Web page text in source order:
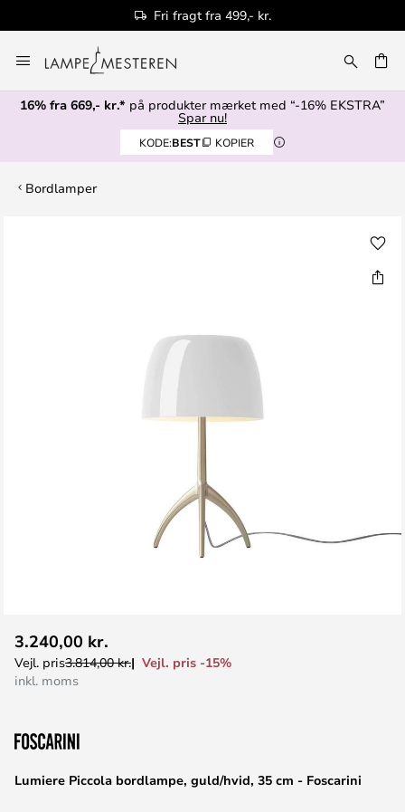
Fri fragt fra 499,- kr.
to
Content
16% fra 669,- kr.* på produkter mærket med “-16% EKSTRA”
Spar nu!
KODE:BEST KOPIER
Bordlamper
til
starten
Lumiere Piccola bordlampe, guld/hvid, 35 cm - Foscarini
3.240,00 kr.
Vejl. pris3.814,00 kr.
Vejl. pris -15%
inkl. moms